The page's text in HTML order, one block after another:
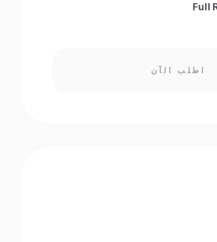
Full
اطلب الآن